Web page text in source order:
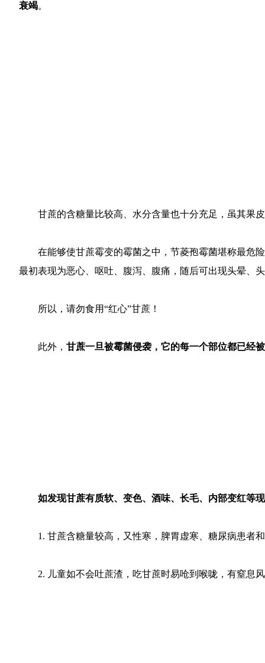
衰竭。
甘蔗的含糖量比较高、水分含量也十分充足，虽其果
在能够使甘蔗霉变的霉菌之中，节菱孢霉菌堪称最危
最初表现为恶心、呕吐、腹泻、腹痛，随后可出现头晕、
所以，请勿食用“红心”甘蔗！
此外， 甘蔗一旦被霉菌侵袭，它的每一个部位都已经
如发现甘蔗有质软、变色、酒味、长毛、内部变红等
1. 甘蔗含糖量较高，又性寒，脾胃虚寒、糖尿病患者
2. 儿童如不会吐蔗渣，吃甘蔗时易呛到喉咙，有窒息